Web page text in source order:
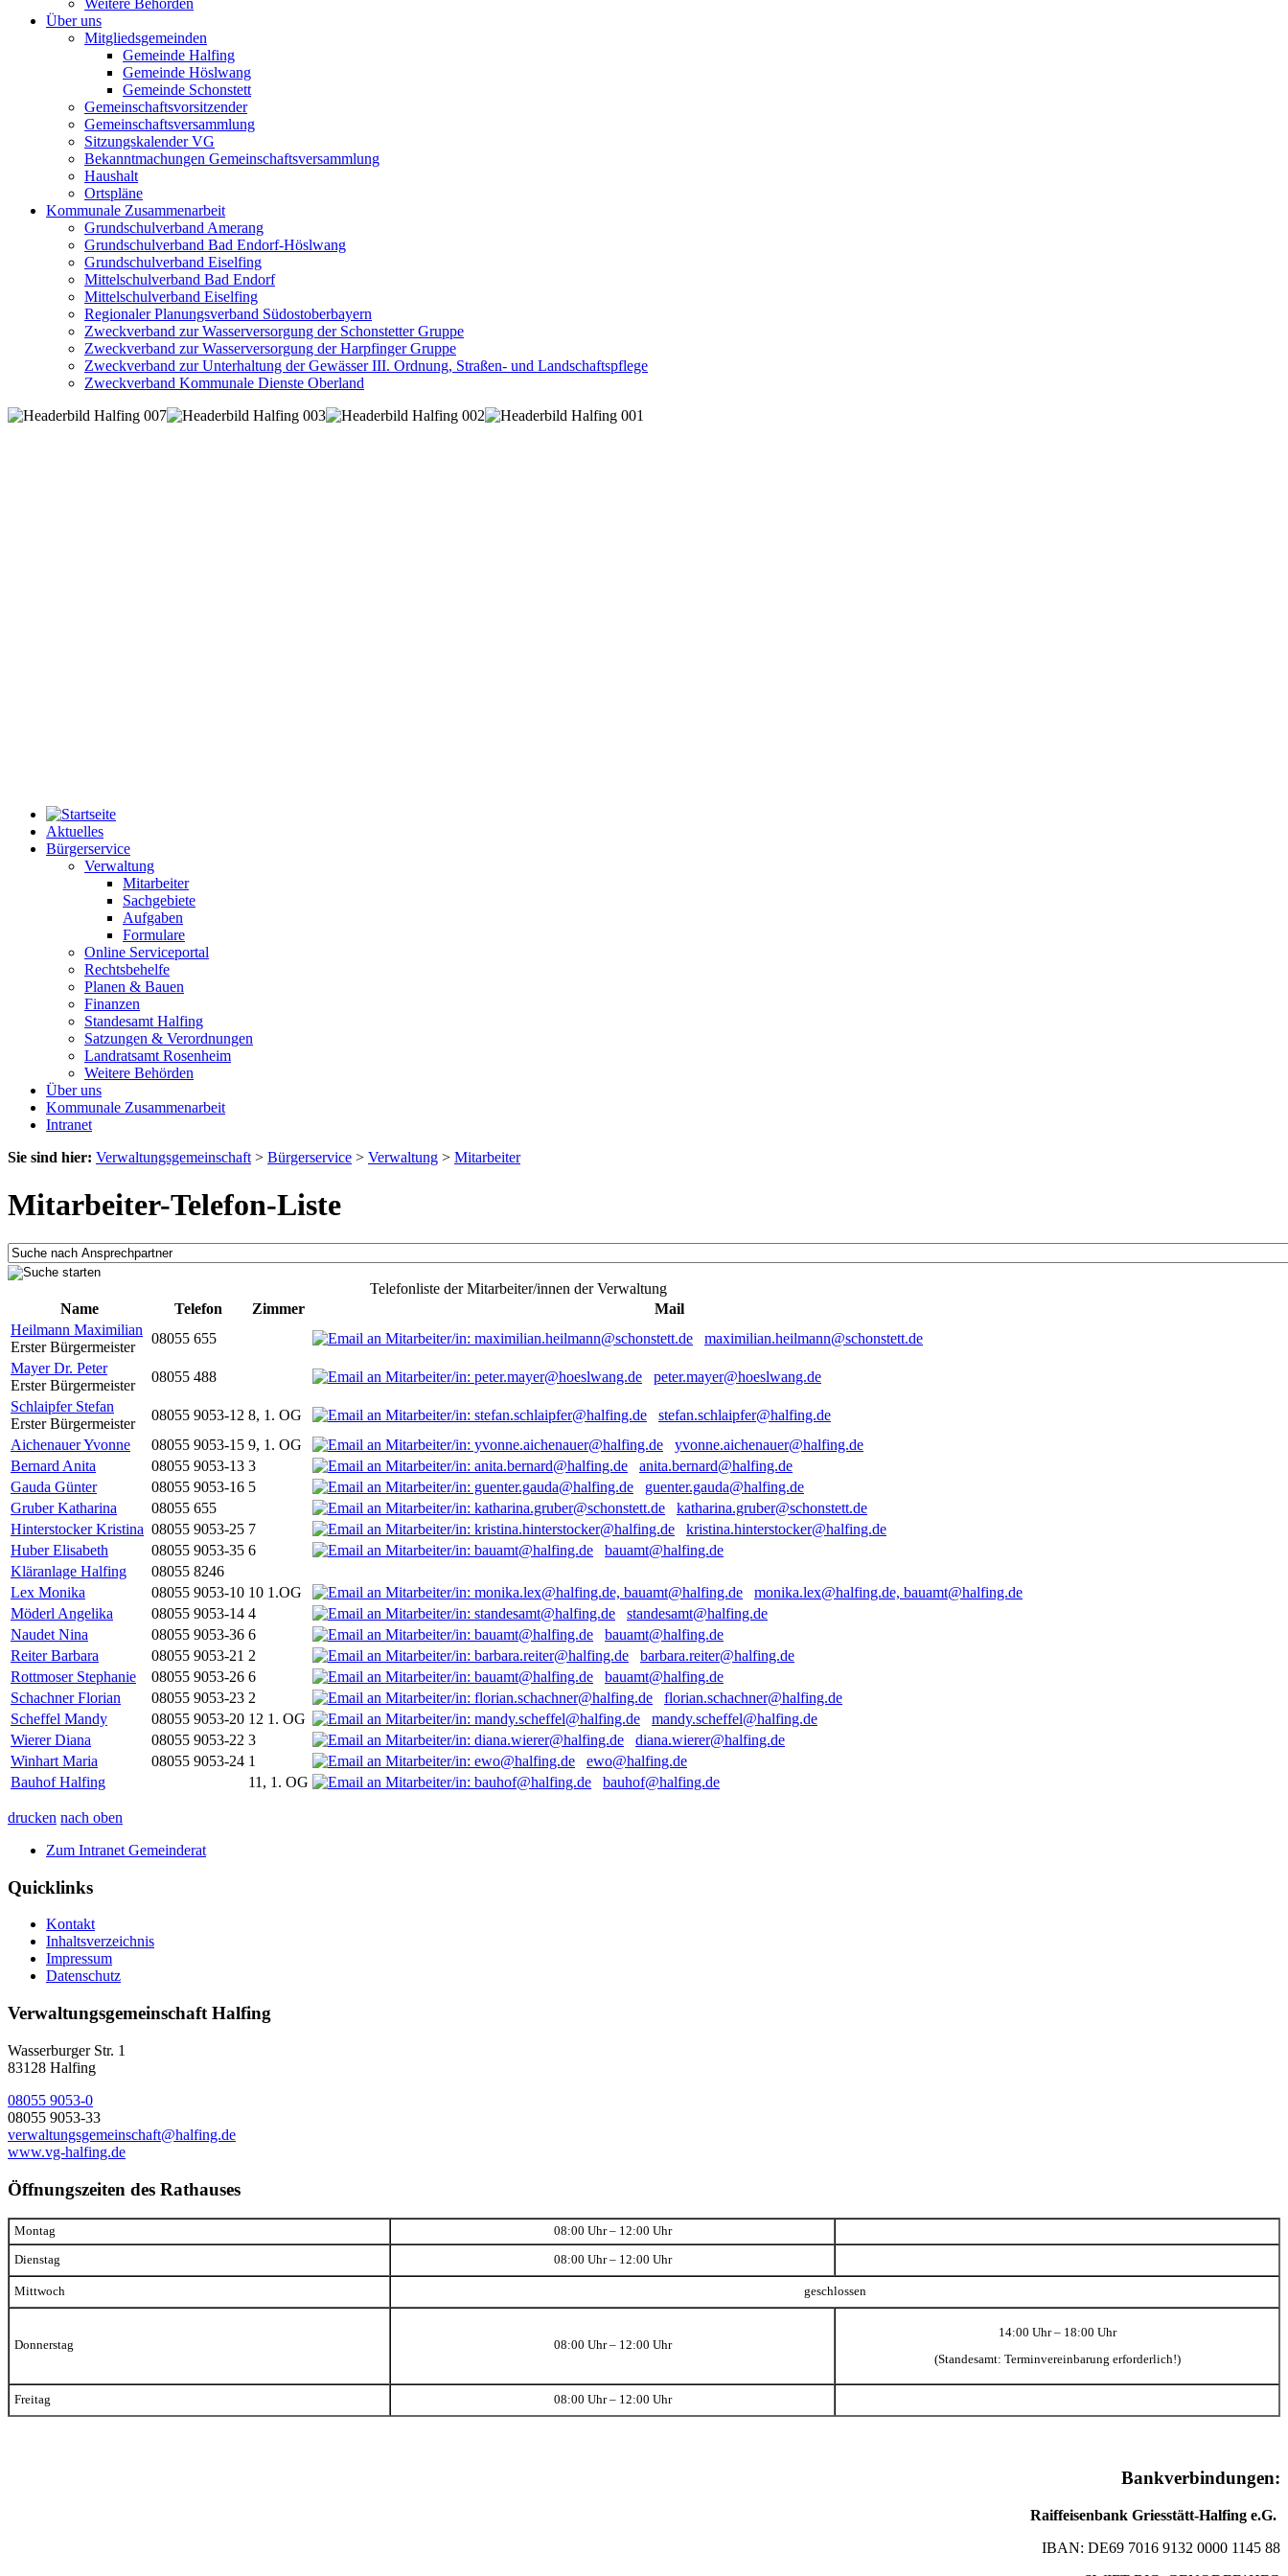
Weitere Behörden
Über uns
Mitgliedsgemeinden
Gemeinde Halfing
Gemeinde Höslwang
Gemeinde Schonstett
Gemeinschaftsvorsitzender
Gemeinschaftsversammlung
Sitzungskalender VG
Bekanntmachungen Gemeinschaftsversammlung
Haushalt
Ortspläne
Kommunale Zusammenarbeit
Grundschulverband Amerang
Grundschulverband Bad Endorf-Höslwang
Grundschulverband Eiselfing
Mittelschulverband Bad Endorf
Mittelschulverband Eiselfing
Regionaler Planungsverband Südostoberbayern
Zweckverband zur Wasserversorgung der Schonstetter Gruppe
Zweckverband zur Wasserversorgung der Harpfinger Gruppe
Zweckverband zur Unterhaltung der Gewässer III. Ordnung, Straßen- und Landschaftspflege
Zweckverband Kommunale Dienste Oberland
Aktuelles
Bürgerservice
Verwaltung
Mitarbeiter
Sachgebiete
Aufgaben
Formulare
Online Serviceportal
Rechtsbehelfe
Planen & Bauen
Finanzen
Standesamt Halfing
Satzungen & Verordnungen
Landratsamt Rosenheim
Weitere Behörden
Über uns
Kommunale Zusammenarbeit
Intranet
Sie sind hier: Verwaltungsgemeinschaft > Bürgerservice > Verwaltung > Mitarbeiter
Mitarbeiter-Telefon-Liste
Telefonliste der Mitarbeiter/innen der Verwaltung
Name
Telefon Zimmer
Mail
Heilmann Maximilian
Erster Bürgermeister
08055 655
maximilian.heilmann@schonstett.de
Mayer Dr. Peter
Erster Bürgermeister
08055 488
peter.mayer@hoeslwang.de
Schlaipfer Stefan
Erster Bürgermeister
08055 9053-12 8, 1. OG
stefan.schlaipfer@halfing.de
Aichenauer Yvonne
08055 9053-15 9, 1. OG
yvonne.aichenauer@halfing.de
Bernard Anita
08055 9053-13 3
anita.bernard@halfing.de
Gauda Günter
08055 9053-16 5
guenter.gauda@halfing.de
Gruber Katharina
08055 655
katharina.gruber@schonstett.de
Hinterstocker Kristina 08055 9053-25 7
kristina.hinterstocker@halfing.de
Huber Elisabeth
08055 9053-35 6
bauamt@halfing.de
Kläranlage Halfing
08055 8246
Lex Monika
08055 9053-10 10 1.OG
monika.lex@halfing.de, bauamt@halfing.de
Möderl Angelika
08055 9053-14 4
standesamt@halfing.de
Naudet Nina
08055 9053-36 6
bauamt@halfing.de
Reiter Barbara
08055 9053-21 2
barbara.reiter@halfing.de
Rottmoser Stephanie
08055 9053-26 6
bauamt@halfing.de
Schachner Florian
08055 9053-23 2
florian.schachner@halfing.de
Scheffel Mandy
08055 9053-20 12 1. OG
mandy.scheffel@halfing.de
Wierer Diana
08055 9053-22 3
diana.wierer@halfing.de
Winhart Maria
08055 9053-24 1
ewo@halfing.de
Bauhof Halfing
11, 1. OG bauhof@halfing.de
drucken nach oben
Zum Intranet Gemeinderat
Quicklinks
Kontakt
Inhaltsverzeichnis
Impressum
Datenschutz
Verwaltungsgemeinschaft Halfing
Wasserburger Str. 1
83128 Halfing
08055 9053-0
08055 9053-33
verwaltungsgemeinschaft@halfing.de
www.vg-halfing.de
Öffnungszeiten des Rathauses
Montag 08:00 Uhr – 12:00 Uhr
Dienstag 08:00 Uhr – 12:00 Uhr
Mittwoch geschlossen
Donnerstag 08:00 Uhr – 12:00 Uhr
14:00 Uhr – 18:00 Uhr
(Standesamt: Terminvereinbarung erforderlich!)
Freitag 08:00 Uhr – 12:00 Uhr
Bankverbindungen:
Raiffeisenbank Griesstätt-Halfing e.G.
IBAN: DE69 7016 9132 0000 1145 88